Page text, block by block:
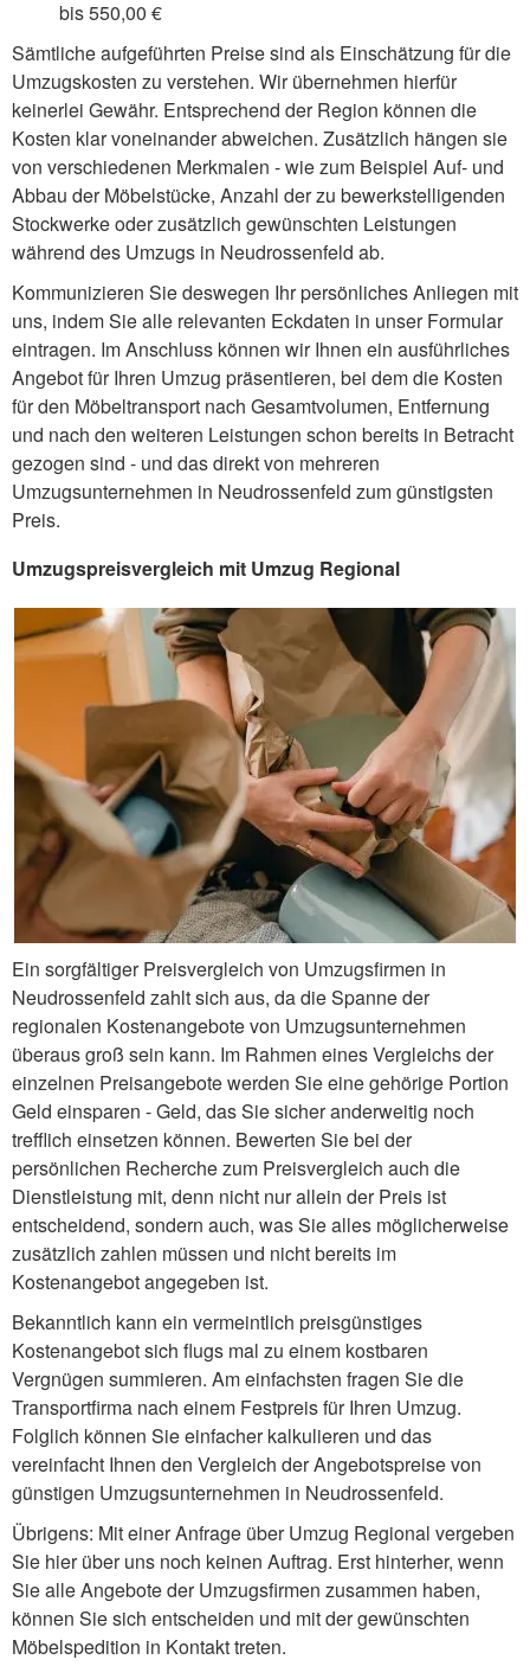
bis 550,00 €
Sämtliche aufgeführten Preise sind als Einschätzung für die
Umzugskosten zu verstehen. Wir übernehmen hierfür
keinerlei Gewähr. Entsprechend der Region können die
Kosten klar voneinander abweichen. Zusätzlich hängen sie
von verschiedenen Merkmalen - wie zum Beispiel Auf- und
Abbau der Möbelstücke, Anzahl der zu bewerkstelligenden
Stockwerke oder zusätzlich gewünschten Leistungen
während des Umzugs in Neudrossenfeld ab.
Kommunizieren Sie deswegen Ihr persönliches Anliegen mit
uns, indem Sie alle relevanten Eckdaten in unser Formular
eintragen. Im Anschluss können wir Ihnen ein ausführliches
Angebot für Ihren Umzug präsentieren, bei dem die Kosten
für den Möbeltransport nach Gesamtvolumen, Entfernung
und nach den weiteren Leistungen schon bereits in Betracht
gezogen sind - und das direkt von mehreren
Umzugsunternehmen in Neudrossenfeld zum günstigsten
Preis.
Umzugspreisvergleich mit Umzug Regional
Ein sorgfältiger Preisvergleich von Umzugsfirmen in
Neudrossenfeld zahlt sich aus, da die Spanne der
regionalen Kostenangebote von Umzugsunternehmen
überaus groß sein kann. Im Rahmen eines Vergleichs der
einzelnen Preisangebote werden Sie eine gehörige Portion
Geld einsparen - Geld, das Sie sicher anderweitig noch
trefflich einsetzen können. Bewerten Sie bei der
persönlichen Recherche zum Preisvergleich auch die
Dienstleistung mit, denn nicht nur allein der Preis ist
entscheidend, sondern auch, was Sie alles möglicherweise
zusätzlich zahlen müssen und nicht bereits im
Kostenangebot angegeben ist.
Bekanntlich kann ein vermeintlich preisgünstiges
Kostenangebot sich flugs mal zu einem kostbaren
Vergnügen summieren. Am einfachsten fragen Sie die
Transportfirma nach einem Festpreis für Ihren Umzug.
Folglich können Sie einfacher kalkulieren und das
vereinfacht Ihnen den Vergleich der Angebotspreise von
günstigen Umzugsunternehmen in Neudrossenfeld.
Übrigens: Mit einer Anfrage über Umzug Regional vergeben
Sie hier über uns noch keinen Auftrag. Erst hinterher, wenn
Sie alle Angebote der Umzugsfirmen zusammen haben,
können Sie sich entscheiden und mit der gewünschten
Möbelspedition in Kontakt treten.